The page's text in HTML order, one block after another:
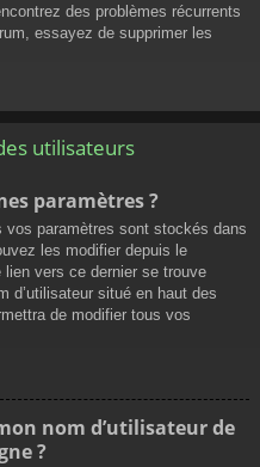
des problèmes récurrents
essayez de supprimer les
utilisateurs
paramètres ?
paramètres sont stockés dans
les modifier depuis le
lien vers ce dernier se trouve
d’utilisateur situé en haut des
de modifier tous vos
nom d’utilisateur de
?